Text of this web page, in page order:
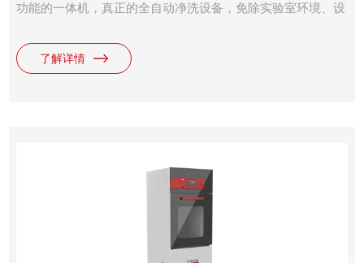
功能的一体机，真正的全自动净洗设备，免除实验室环境、设
了解详情